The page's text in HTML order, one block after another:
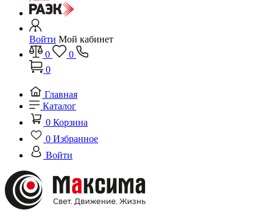
Войти Мой кабинет
0
0
0
Главная
Каталог
0 Корзина
0 Избранное
Войти